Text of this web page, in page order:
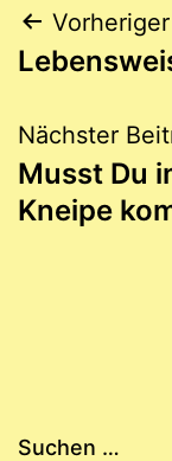
Nächster
Musst Du
Kneipe
Suchen …